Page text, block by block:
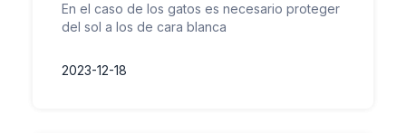
En el caso de los gatos es necesario proteger
del sol a los de cara blanca
2023-12-18